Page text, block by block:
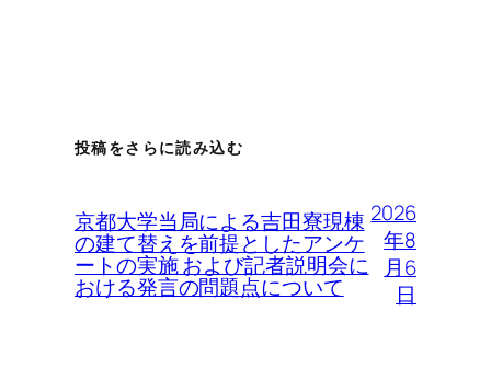
投稿をさらに読み込む
京都大学当局による吉田寮現棟
の建て替えを前提としたアンケ
ートの実施 および記者説明会に
おける発言の問題点について
2026
年8
月6
日